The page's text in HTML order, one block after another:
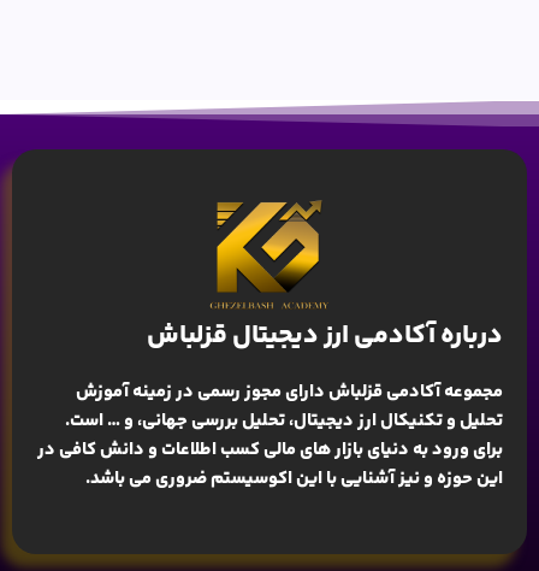
درباره آکادمی ارز دیجیتال قزلباش
مجموعه آکادمی قزلباش دارای مجوز رسمی در زمینهآموزش
تحلیل و تکنیکال ارز دیجیتال، تحلیل بررسی جهانی، و … است.
برای ورود به دنیای بازار های مالی کسب اطلاعات و دانش کافی در
این حوزه و نیز آشنایی با این اکوسیستم ضروری می باشد.